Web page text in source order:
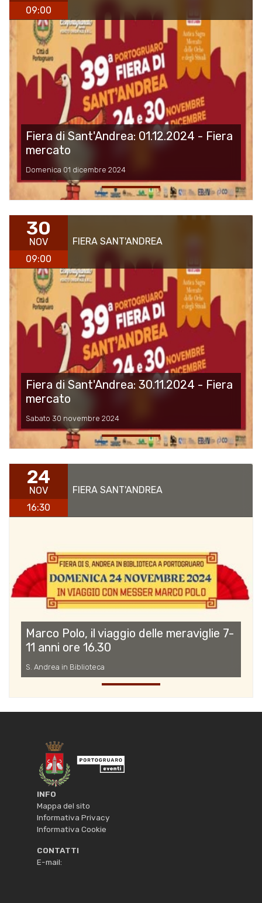
09:00
Fiera di Sant'Andrea: 01.12.2024 - Fiera
mercato
Domenica 01 dicembre 2024
30
NOV
09:00
FIERA SANT'ANDREA
Fiera di Sant'Andrea: 30.11.2024 - Fiera
mercato
Sabato 30 novembre 2024
24
NOV
16:30
FIERA SANT'ANDREA
Marco Polo, il viaggio delle meraviglie 7-
11 anni ore 16.30
S. Andrea in Biblioteca
INFO
Mappa del sito
Informativa Privacy
Informativa Cookie
CONTATTI
E-mail: